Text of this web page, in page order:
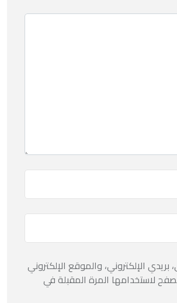
الإلكتروني، والموقع الإلكتروني
لاستخدامها المرة المقبلة في